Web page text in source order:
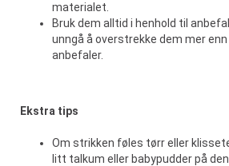
materialet.
Bruk dem alltid i henhold til
unngå å overstrekke dem mer
anbefaler.
Ekstra tips
Om strikken føles tørr eller
litt talkum eller babypudder på